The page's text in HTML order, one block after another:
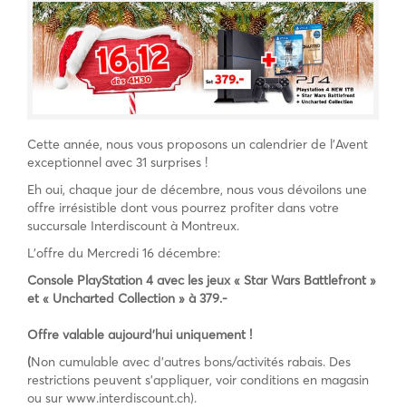
Cette année, nous vous proposons un calendrier de l’Avent
exceptionnel avec 31 surprises !
Eh oui, chaque jour de décembre, nous vous dévoilons une
offre irrésistible dont vous pourrez profiter dans votre
succursale Interdiscount à Montreux.
L’offre du Mercredi 16 décembre:
Console PlayStation 4 avec les jeux « Star Wars Battlefront »
et « Uncharted Collection » à 379.-
Offre valable aujourd’hui uniquement !
(Non cumulable avec d’autres bons/activités rabais. Des
restrictions peuvent s’appliquer, voir conditions en magasin
ou sur www.interdiscount.ch).